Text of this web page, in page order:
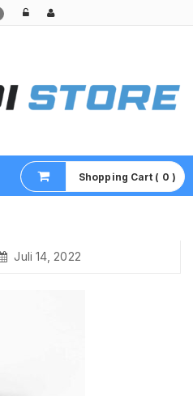
Shopping Cart ( 0 )
Juli 14, 2022